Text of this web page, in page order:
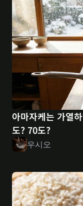
아마자케는 가열
도? 70도?
우시오